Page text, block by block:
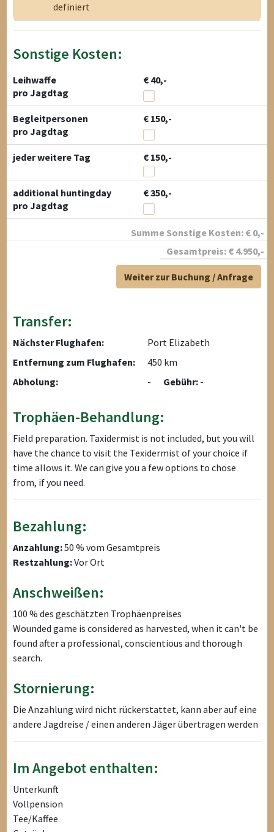
definiert
Sonstige Kosten:
Leihwaffe
€ 40,-
pro Jagdtag
Begleitpersonen
€ 150,-
pro Jagdtag
jeder weitere Tag € 150,-
additional huntingday
€ 350,-
pro Jagdtag
Summe Sonstige Kosten: € 0,-
Gesamtpreis: € 4.950,-
Weiter zur Buchung / Anfrage
Transfer:
Nächster Flughafen:
Port Elizabeth
Entfernung zum Flughafen:
450 km
Abholung:
- Gebühr: -
Trophäen-Behandlung:
Field preparation. Taxidermist is not included, but you will
have the chance to visit the Texidermist of your choice if
time allows it. We can give you a few options to chose
from, if you need.
Bezahlung:
Anzahlung:50 % vom Gesamtpreis
Restzahlung:Vor Ort
Anschweißen:
100 % des geschätzten Trophäenpreises
Wounded game is considered as harvested, when it can't be
found after a professional, conscientious and thorough
search.
Stornierung:
Die Anzahlung wird nicht rückerstattet, kann aber auf eine
andere Jagdreise / einen anderen Jäger übertragen werden
Im Angebot enthalten:
Unterkunft
Vollpension
Tee/Kaffee